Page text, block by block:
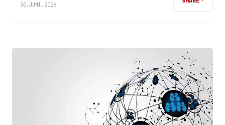
30.JUNI.2026